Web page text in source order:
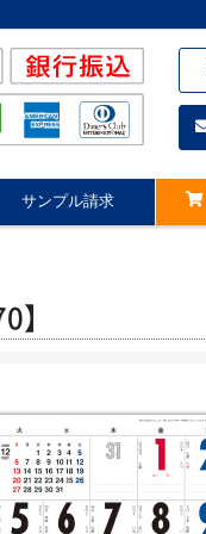
サンプル請求